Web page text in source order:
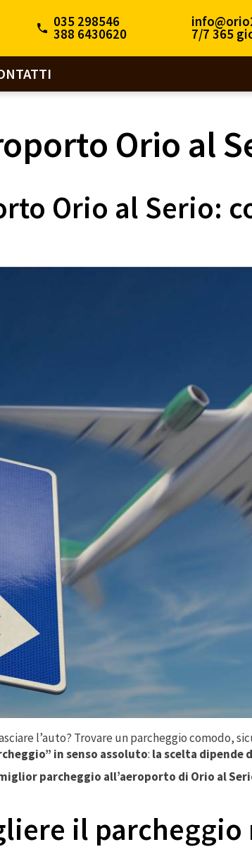
035 298546
388 6430620 7/7 365
Orio al
Orio al Serio:
l’auto? Trovare un parcheggio comodo,
in senso assoluto: la scelta dipende
parcheggio all’aeroporto di Orio al
il